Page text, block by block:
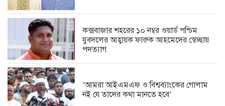
সামুদ্রিক পরিবেশ রক্ষায় কুতুবদিয়া ব্লু...
সরকারের রাজস্ব বৃদ্ধি এবং সাধারণ...
কক্সবাজার শহরের ১০ নম্বর ওয়ার্ড পশ্চিম
যুবদলের আহ্বায়ক ফারুক আহমেদের স্বেচ্ছায়
পদত্যাগ
‘আমরা আইএমএফ ও বিশ্বব্যাংকের গোলাম
নই যে তাদের কথা মানতে হবে’